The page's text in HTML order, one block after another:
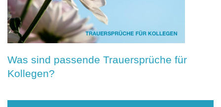
Was sind passende Trauersprüche für
Kollegen?